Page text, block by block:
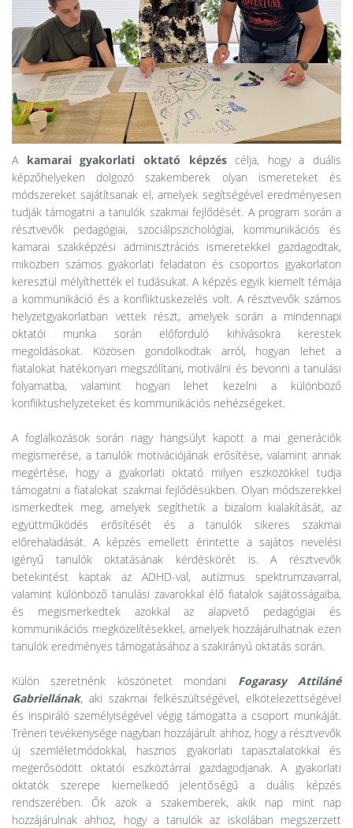
A kamarai gyakorlati oktató képzéscélja, hogy a duális
képzőhelyeken dolgozó szakemberek olyan ismereteket és
módszereket sajátítsanak el, amelyek segítségével eredményesen
tudják támogatni a tanulók szakmai fejlődését. A program során a
résztvevők pedagógiai, szociálpszichológiai, kommunikációs és
kamarai szakképzési adminisztrációs ismeretekkel gazdagodtak,
miközben számos gyakorlati feladaton és csoportos gyakorlaton
keresztül mélyíthették el tudásukat. A képzés egyik kiemelt témája
a kommunikáció és a konfliktuskezelés volt. A résztvevők számos
helyzetgyakorlatban vettek részt, amelyek során a mindennapi
oktatói munka során előforduló kihívásokra kerestek
megoldásokat. Közösen gondolkodtak arról, hogyan lehet a
fiatalokat hatékonyan megszólítani, motiválni és bevonni a tanulási
folyamatba, valamint hogyan lehet kezelni a különböző
konfliktushelyzeteket és kommunikációs nehézségeket.
A foglalkozások során nagy hangsúlyt kapott a mai generációk
megismerése, a tanulók motivációjának erősítése, valamint annak
megértése, hogy a gyakorlati oktató milyen eszközökkel tudja
támogatni a fiatalokat szakmai fejlődésükben. Olyan módszerekkel
ismerkedtek meg, amelyek segíthetik a bizalom kialakítását, az
együttműködés erősítését és a tanulók sikeres szakmai
előrehaladását. A képzés emellett érintette a sajátos nevelési
igényű tanulók oktatásának kérdéskörét is. A résztvevők
betekintést kaptak az ADHD-val, autizmus spektrumzavarral,
valamint különböző tanulási zavarokkal élő fiatalok sajátosságaiba,
és megismerkedtek azokkal az alapvető pedagógiai és
kommunikációs megközelítésekkel, amelyek hozzájárulhatnak ezen
tanulók eredményes támogatásához a szakirányú oktatás során.
Külön szeretnénk köszönetet mondani Fogarasy Attiláné
Gabriellának, aki szakmai felkészültségével, elkötelezettségével
és inspiráló személyiségével végig támogatta a csoport munkáját.
Tréneri tevékenysége nagyban hozzájárult ahhoz, hogy a résztvevők
új szemléletmódokkal, hasznos gyakorlati tapasztalatokkal és
megerősödött oktatói eszköztárral gazdagodjanak. A gyakorlati
oktatók szerepe kiemelkedő jelentőségű a duális képzés
rendszerében. Ők azok a szakemberek, akik nap mint nap
hozzájárulnak ahhoz, hogy a tanulók az iskolában megszerzett